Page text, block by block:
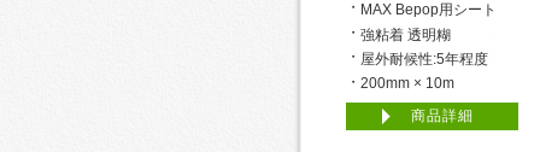
MAX Bepop用シート
強粘着 透明糊
屋外耐候性:5年程度
200mm × 10m
商品詳細